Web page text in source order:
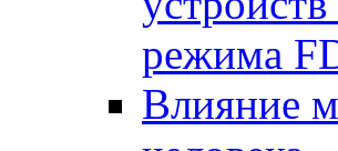
режима
Влияние